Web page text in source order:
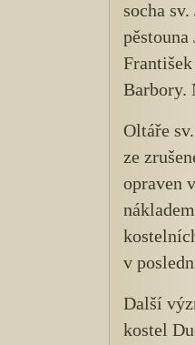
socha
Barbory.
Oltáře
ze
opraven
v
Další
kostel